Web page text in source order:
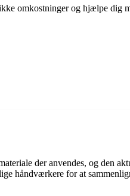
omkostninger og hjælpe dig
der anvendes, og den
håndværkere for at